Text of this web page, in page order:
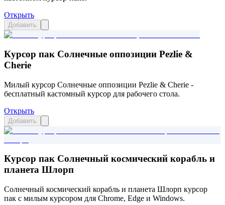
Открыть
Добавить
Курсор пак Солнечные оппозиции Pezlie &
Cherie
Милый курсор Солнечные оппозиции Pezlie & Cherie -
бесплатный кастомный курсор для рабочего стола.
Открыть
Добавить
Курсор пак Солнечный космический корабль и
планета Шлорп
Солнечный космический корабль и планета Шлорп курсор
пак с милым курсором для Chrome, Edge и Windows.